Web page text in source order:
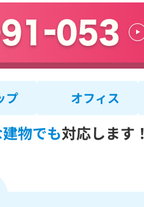
プ オフィス
物でも対応します！